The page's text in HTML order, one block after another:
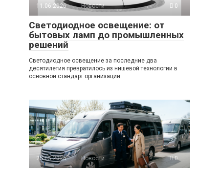
11.06.2026 Новости 0
Светодиодное освещение: от
бытовых ламп до промышленных
решений
Светодиодное освещение за последние два
десятилетия превратилось из нишевой технологии в
основной стандарт организации
25.05.2026 Новости 0